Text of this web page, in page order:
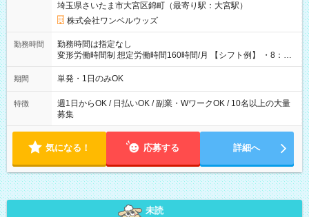
埼玉県さいたま市大宮区錦町（最寄り駅：大宮駅）
株式会社ワンベルウッズ
勤務時間
勤務時間は指定なし
変形労働時間制 想定労働時間160時間/月 【シフト例】 ・8：00
～21：00
期間 単発・1日のみOK
特徴
週1日からOK / 日払いOK / 副業・WワークOK / 10名以上の大量
募集
気になる！ 応募する 詳細へ
未読